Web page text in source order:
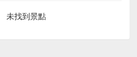
未找到景點